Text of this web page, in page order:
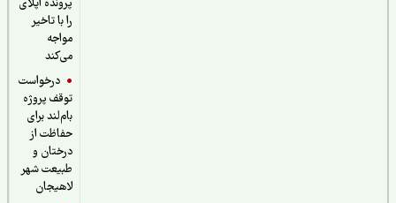
پرونده اپلای
را با تاخیر
درخواست
توقف پروژه
بام‌لند برای
حفاظت از
درختان و
طبیعت شهر
لاهیجان